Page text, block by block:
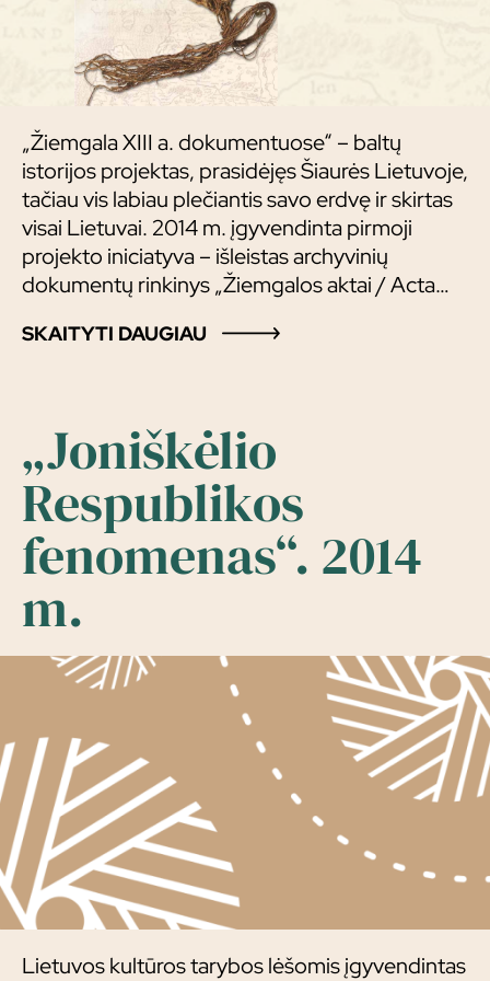
„Žiemgala XIII a. dokumentuose“ – baltų
istorijos projektas, prasidėjęs Šiaurės Lietuvoje,
tačiau vis labiau plečiantis savo erdvę ir skirtas
visai Lietuvai. 2014 m. įgyvendinta pirmoji
projekto iniciatyva – išleistas archyvinių
dokumentų rinkinys „Žiemgalos aktai / Acta
Lietuvos regionuose ir sulaukė didelio
SKAITYTI DAUGIAU
„Joniškėlio
Respublikos
fenomenas“. 2014
m.
Lietuvos kultūros tarybos lėšomis įgyvendintas